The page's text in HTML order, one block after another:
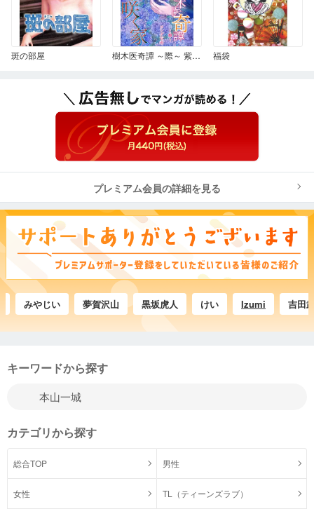
斑の部屋 樹木医奇譚 ～際～ 紫陽花の咲く家 福袋
プレミアム会員の詳細を見る
みやじい 夢賀沢山 黒坂虎人 Izumi 吉田武司
キーワードから探す
カテゴリから探す
総合TOP 男性
女性 TL（ティーンズラブ）